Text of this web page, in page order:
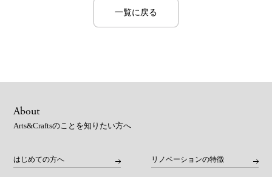
一覧に戻る
About
Arts&Craftsのことを知りたい方へ
はじめての方へ リノベーションの特徴